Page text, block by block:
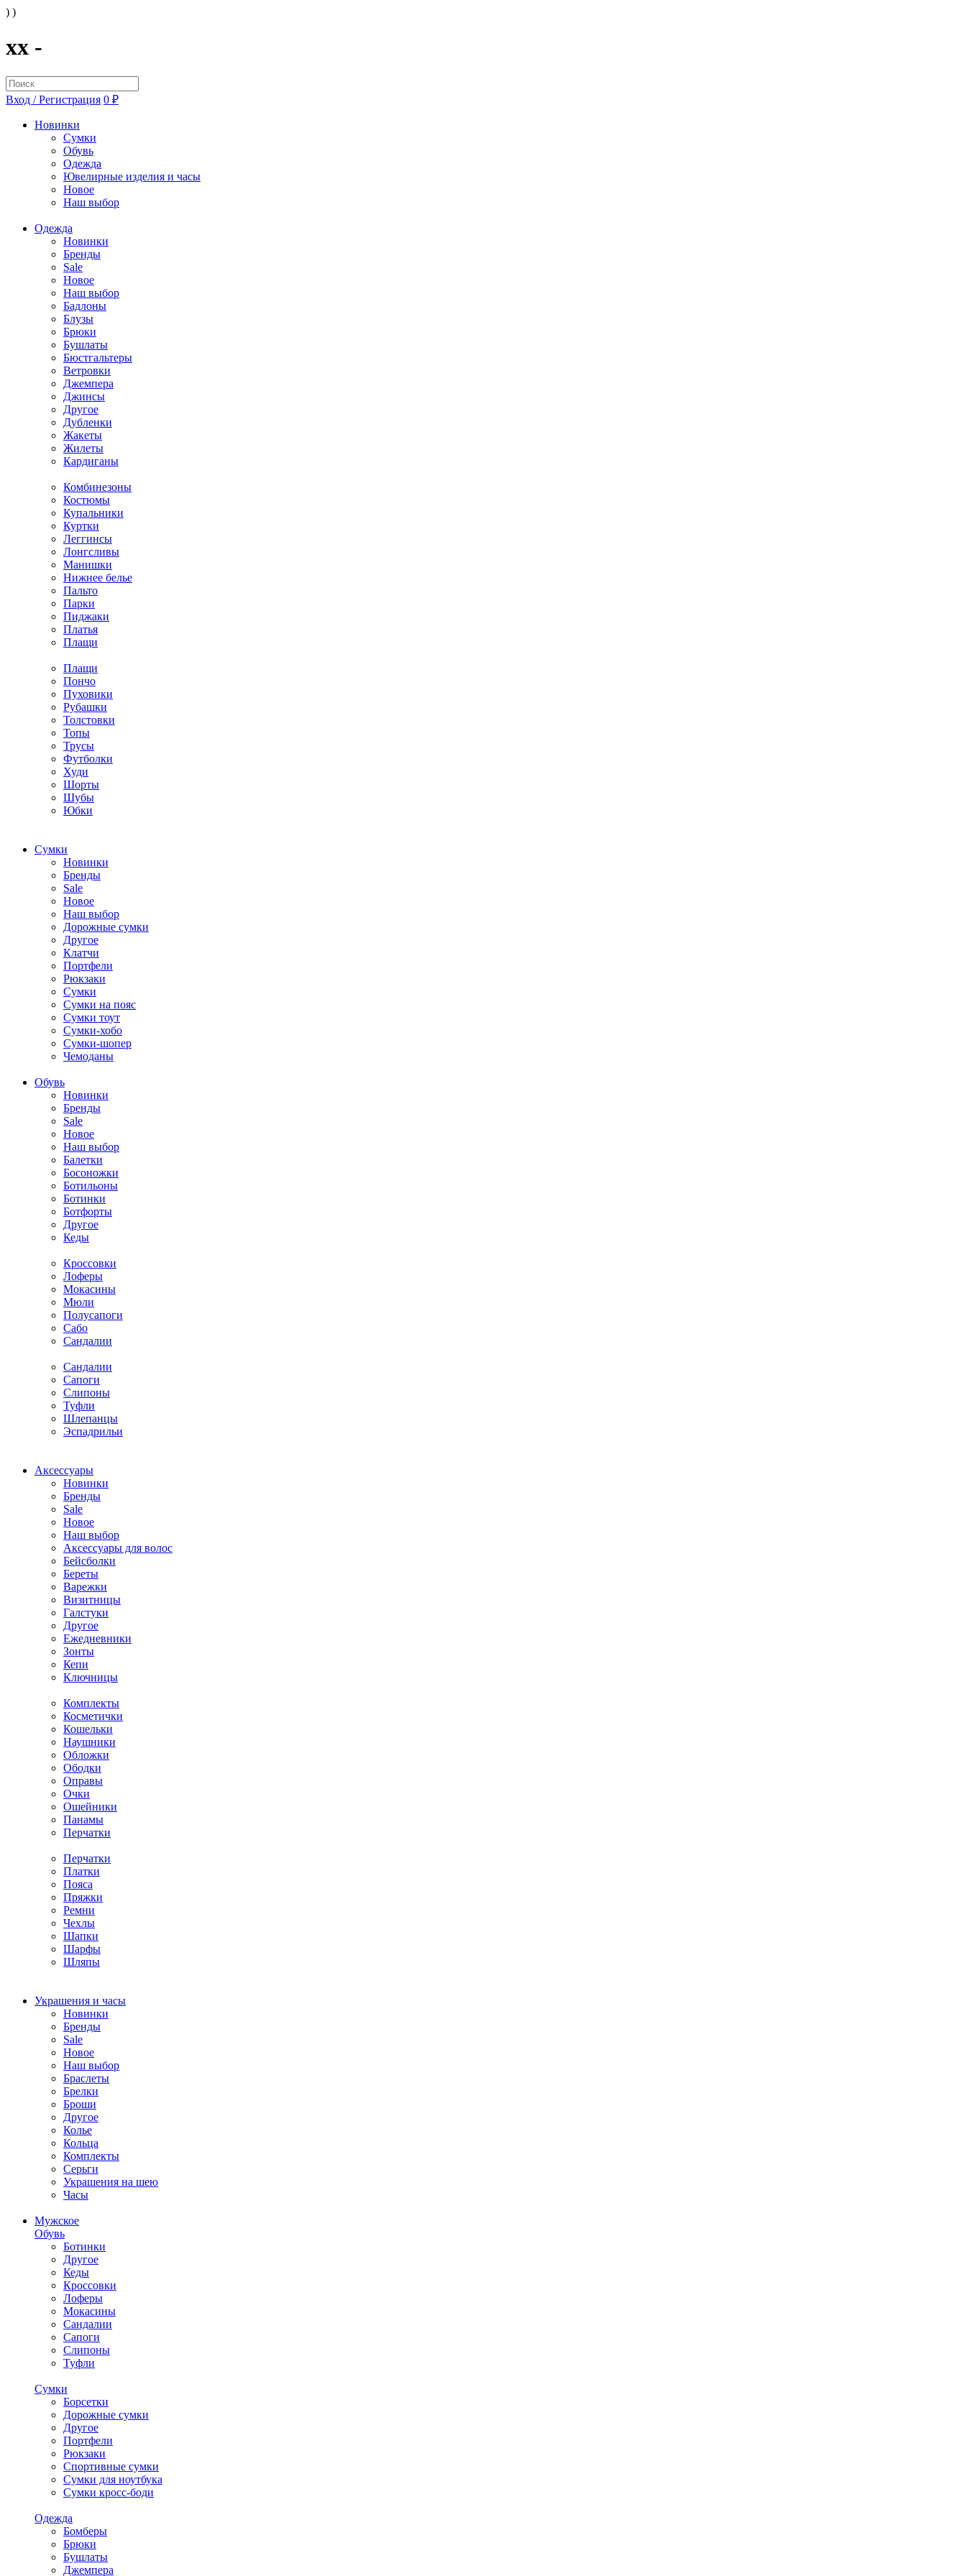
) )
xx -
Вход / Регистрация 0 ₽
Новинки
Сумки
Обувь
Одежда
Ювелирные изделия и часы
Новое
Наш выбор
Одежда
Новинки
Бренды
Sale
Новое
Наш выбор
Бадлоны
Блузы
Брюки
Бушлаты
Бюстгальтеры
Ветровки
Джемпера
Джинсы
Другое
Дубленки
Жакеты
Жилеты
Кардиганы
Комбинезоны
Костюмы
Купальники
Куртки
Леггинсы
Лонгсливы
Манишки
Нижнее белье
Пальто
Парки
Пиджаки
Платья
Плащи
Плащи
Пончо
Пуховики
Рубашки
Толстовки
Топы
Трусы
Футболки
Худи
Шорты
Шубы
Юбки
Cумки
Новинки
Бренды
Sale
Новое
Наш выбор
Дорожные сумки
Другое
Клатчи
Портфели
Рюкзаки
Сумки
Сумки на пояс
Сумки тоут
Сумки-хобо
Сумки-шопер
Чемоданы
Обувь
Новинки
Бренды
Sale
Новое
Наш выбор
Балетки
Босоножки
Ботильоны
Ботинки
Ботфорты
Другое
Кеды
Кроссовки
Лоферы
Мокасины
Мюли
Полусапоги
Сабо
Сандалии
Сандалии
Сапоги
Слипоны
Туфли
Шлепанцы
Эспадрильи
Аксессуары
Новинки
Бренды
Sale
Новое
Наш выбор
Аксессуары для волос
Бейсболки
Береты
Варежки
Визитницы
Галстуки
Другое
Ежедневники
Зонты
Кепи
Ключницы
Комплекты
Косметички
Кошельки
Наушники
Обложки
Ободки
Оправы
Очки
Ошейники
Панамы
Перчатки
Перчатки
Платки
Пояса
Пряжки
Ремни
Чехлы
Шапки
Шарфы
Шляпы
Украшения и часы
Новинки
Бренды
Sale
Новое
Наш выбор
Браслеты
Брелки
Броши
Другое
Колье
Кольца
Комплекты
Серьги
Украшения на шею
Часы
Мужское
Обувь
Ботинки
Другое
Кеды
Кроссовки
Лоферы
Мокасины
Сандалии
Сапоги
Слипоны
Туфли
Сумки
Борсетки
Дорожные сумки
Другое
Портфели
Рюкзаки
Спортивные сумки
Сумки для ноутбука
Сумки кросс-боди
Одежда
Бомберы
Брюки
Бушлаты
Джемпера